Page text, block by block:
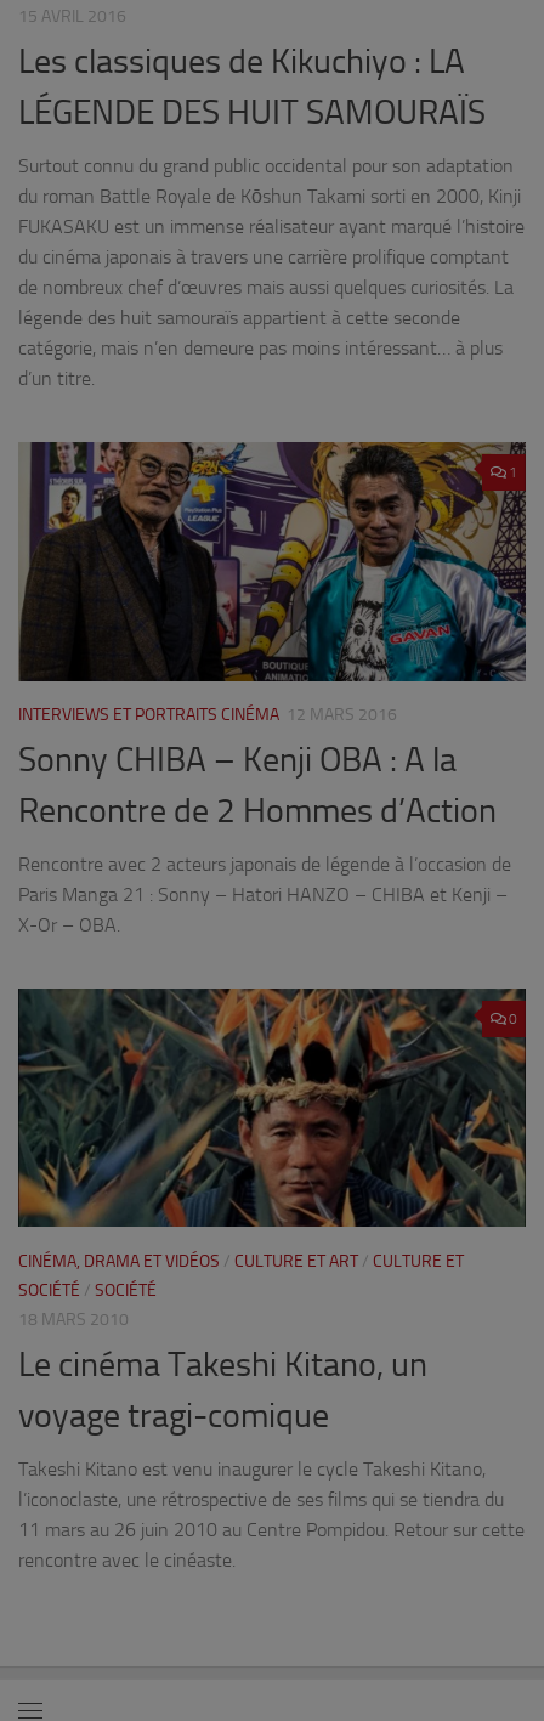
15 AVRIL 2016
Les classiques de Kikuchiyo : LA
LÉGENDE DES HUIT SAMOURAÏS
Surtout connu du grand public occidental pour son adaptation
du roman Battle Royale de Kōshun Takami sorti en 2000, Kinji
FUKASAKU est un immense réalisateur ayant marqué l’histoire
du cinéma japonais à travers une carrière prolifique comptant
de nombreux chef d’œuvres mais aussi quelques curiosités. La
légende des huit samouraïs appartient à cette seconde
catégorie, mais n’en demeure pas moins intéressant… à plus
d’un titre.
1
INTERVIEWS ET PORTRAITS CINÉMA 12 MARS 2016
Sonny CHIBA – Kenji OBA : A la
Rencontre de 2 Hommes d’Action
Rencontre avec 2 acteurs japonais de légende à l’occasion de
Paris Manga 21 : Sonny – Hatori HANZO – CHIBA et Kenji –
X-Or – OBA.
0
CINÉMA, DRAMA ET VIDÉOS / CULTURE ET ART / CULTURE ET
SOCIÉTÉ / SOCIÉTÉ
18 MARS 2010
Le cinéma Takeshi Kitano, un
voyage tragi-comique
Takeshi Kitano est venu inaugurer le cycle Takeshi Kitano,
l’iconoclaste, une rétrospective de ses films qui se tiendra du
11 mars au 26 juin 2010 au Centre Pompidou. Retour sur cette
rencontre avec le cinéaste.